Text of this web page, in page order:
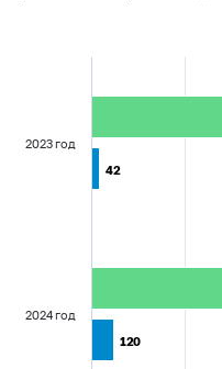
42
42
120
120
2023 год
2024 год